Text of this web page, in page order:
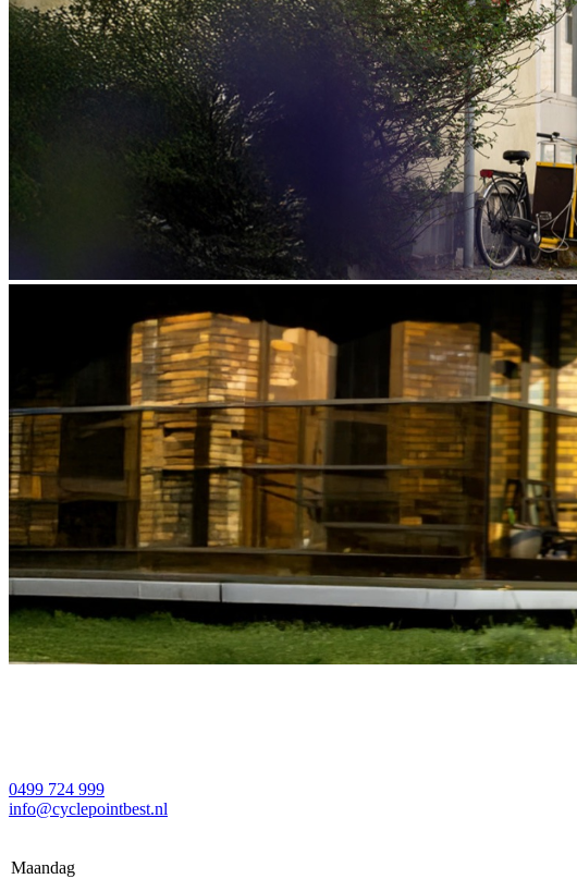
0499 724 999
info@cyclepointbest.nl
Maandag